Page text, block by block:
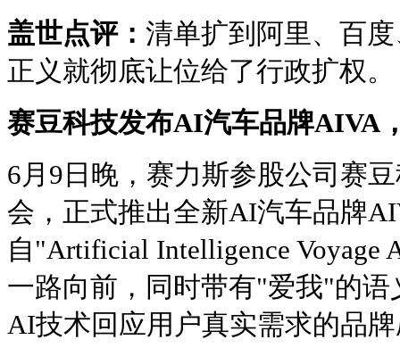
盖世点评： 清单扩到阿里、百
正义就彻底让位给了行政扩权。
赛豆科技发布AI汽车品牌AIVA
6月9日晚，赛力斯参股公司赛
会，正式推出全新AI汽车品牌
自"Artificial Intelligence Voyage
一路向前，同时带有"爱我"的
AI技术回应用户真实需求的品